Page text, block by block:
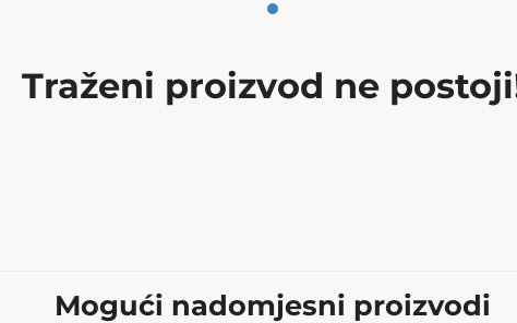
Traženi proizvod ne
Mogući nadomjesni proizvodi